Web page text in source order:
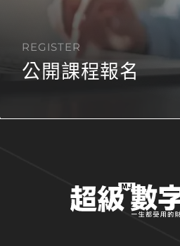
REGISTER
公開課程報名